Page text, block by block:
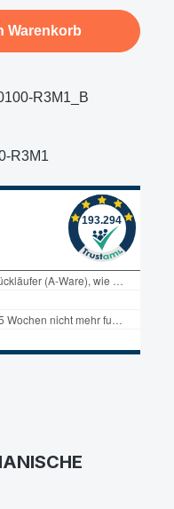
gewünschten
Warenkorb
R3M1_B
R3M1